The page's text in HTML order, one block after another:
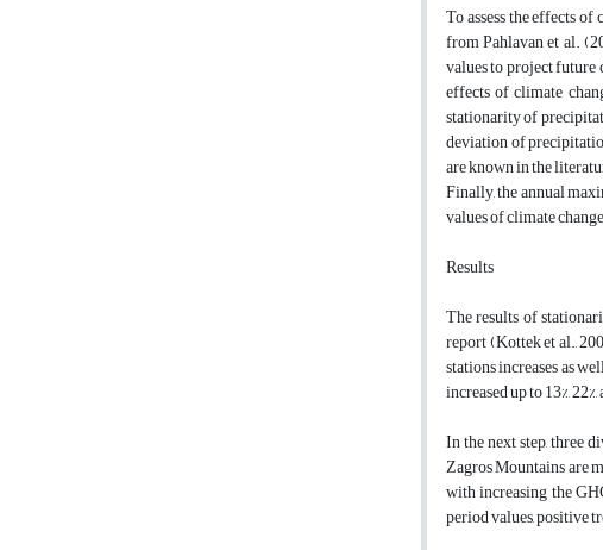
To assess the effects
from Pahlavan et al.
values to project future
effects of climate
stationarity of
deviation of
are known in the
Finally, the annual
values of climate
Results
The results of
report (Kottek et al.,
stations increases as
increased up to 13%,
In the next step, three
Zagros Mountains are
with increasing the
period values, positive